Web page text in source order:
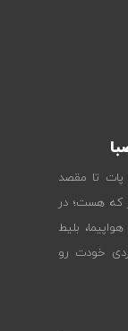
پات تا مقصد
که هست؛ در
بلیط
خودت رو